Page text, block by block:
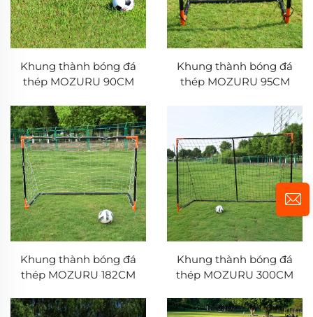
Khung thành bóng đá
thép MOZURU 90CM
Khung thành bóng đá
thép MOZURU 95CM
Khung thành bóng đá
thép MOZURU 182CM
Khung thành bóng đá
thép MOZURU 300CM